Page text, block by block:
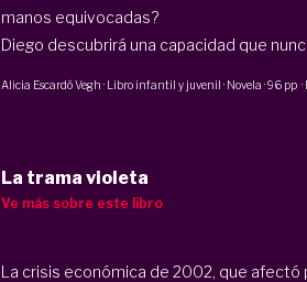
manos equivocadas?
Diego descubrirá una capacidad que
Alicia Escardó Vegh · Libro infantil y juvenil · Novela ·96 pp·
La trama violeta
Ve más sobre este libro
La crisis económica de 2002, que